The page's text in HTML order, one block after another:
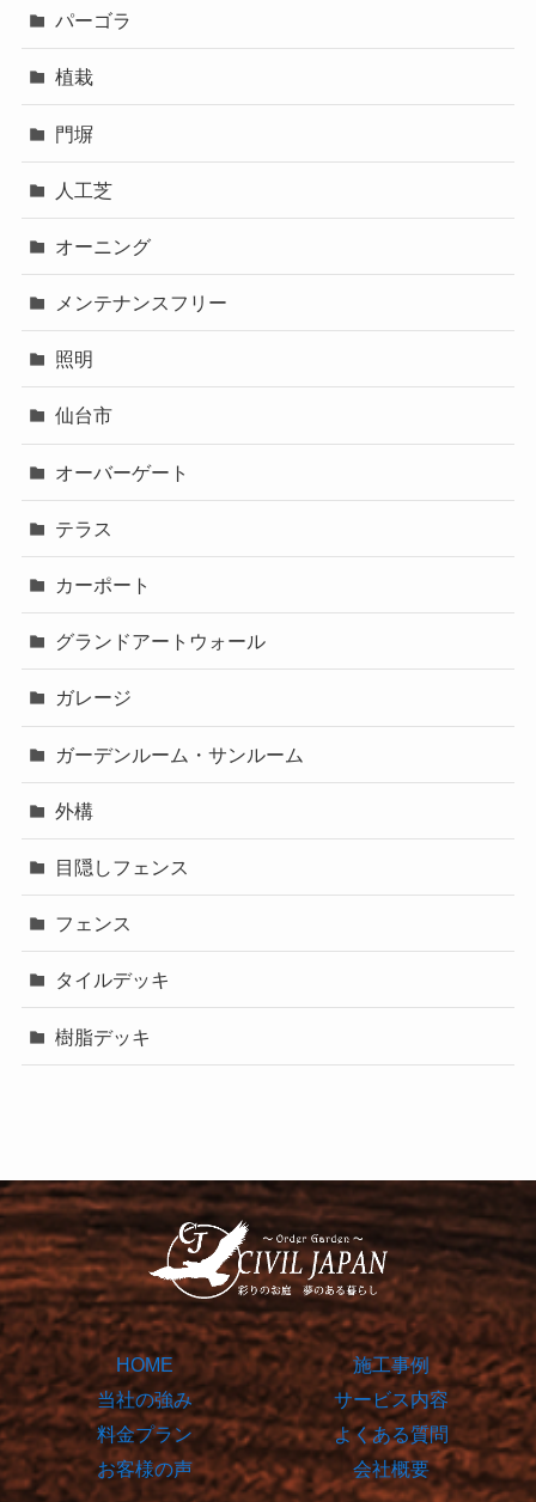
パーゴラ
植栽
門塀
人工芝
オーニング
メンテナンスフリー
照明
仙台市
オーバーゲート
テラス
カーポート
グランドアートウォール
ガレージ
ガーデンルーム・サンルーム
外構
目隠しフェンス
フェンス
タイルデッキ
樹脂デッキ
HOME
施工事例
当社の強み
サービス内容
料金プラン
よくある質問
お客様の声
会社概要